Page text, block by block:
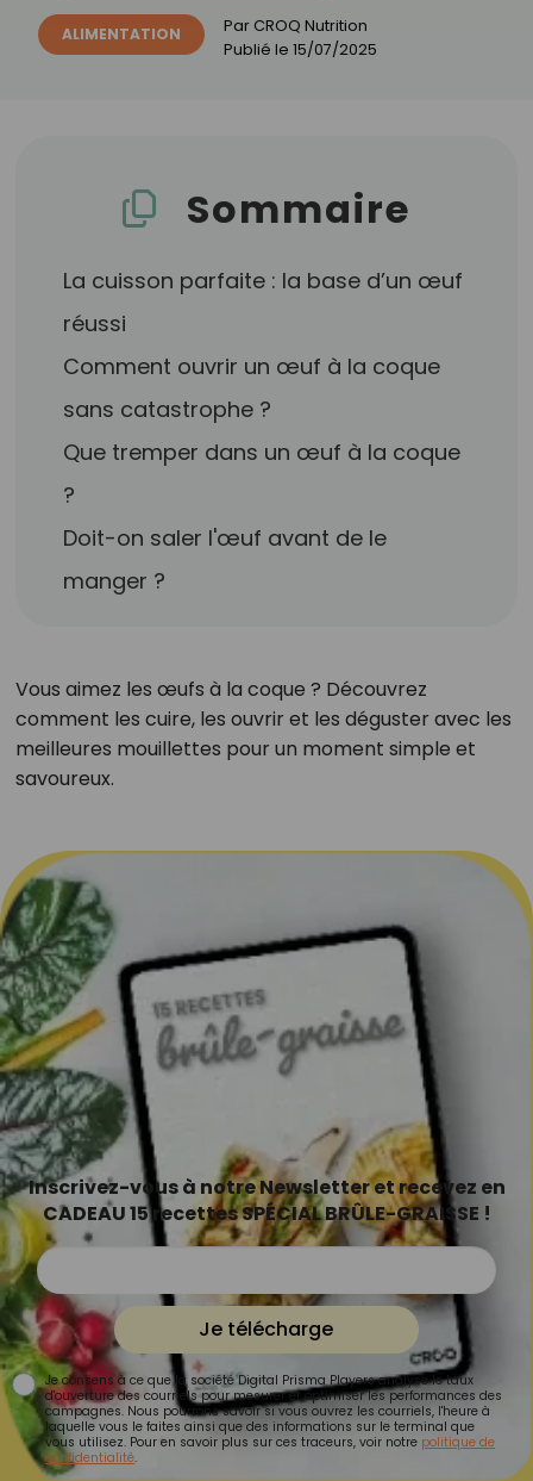
ALIMENTATION Par CROQ Nutrition
Publié le 15/07/2025
Sommaire
La cuisson parfaite : la base d’un œuf
réussi
Comment ouvrir un œuf à la coque
sans catastrophe ?
Que tremper dans un œuf à la coque
?
Doit-on saler l'œuf avant de le
manger ?
Vous aimez les œufs à la coque ? Découvrez
comment les cuire, les ouvrir et les déguster avec les
meilleures mouillettes pour un moment simple et
savoureux.
Inscrivez-vous à notre Newsletter et recevez en
CADEAU 15 recettes SPÉCIAL BRÛLE-GRAISSE !
Je télécharge
Je consens à ce que la société Digital Prisma Players analyse le taux
d'ouverture des courriels pour mesurer et optimiser les performances des
campagnes. Nous pourrons savoir si vous ouvrez les courriels, l'heure à
laquelle vous le faites ainsi que des informations sur le terminal que
vous utilisez. Pour en savoir plus sur ces traceurs, voir notre politique de
confidentialité.